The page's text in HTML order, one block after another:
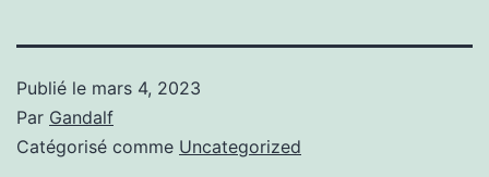
Publié le mars 4, 2023
Par Gandalf
Catégorisé comme Uncategorized